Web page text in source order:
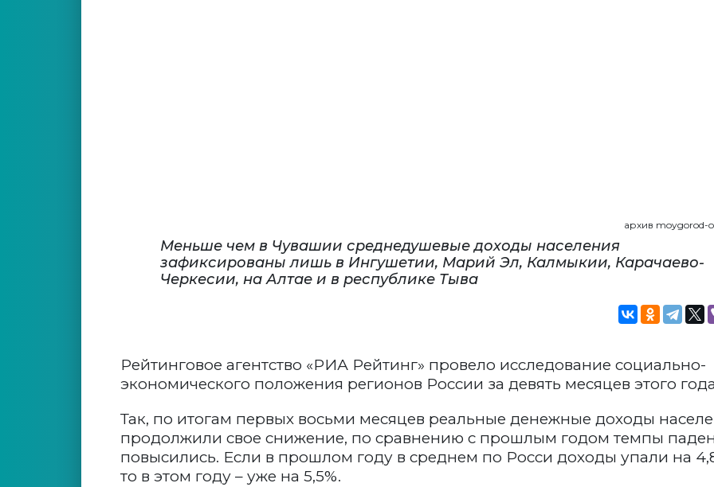
архив moygorod-
Меньше чем в Чувашии среднедушевые доходы населения
зафиксированы лишь в Ингушетии, Марий Эл, Калмыкии, Карачаево-
Черкесии, на Алтае и в республике Тыва
Рейтинговое агентство «РИА Рейтинг» провело исследование социально-
экономического положения регионов России за девять месяцев этого
Так, по итогам первых восьми месяцев реальные денежные доходы
продолжили свое снижение, по сравнению с прошлым годом темпы
повысились. Если в прошлом году в среднем по Росси доходы упали на
то в этом году – уже на 5,5%.